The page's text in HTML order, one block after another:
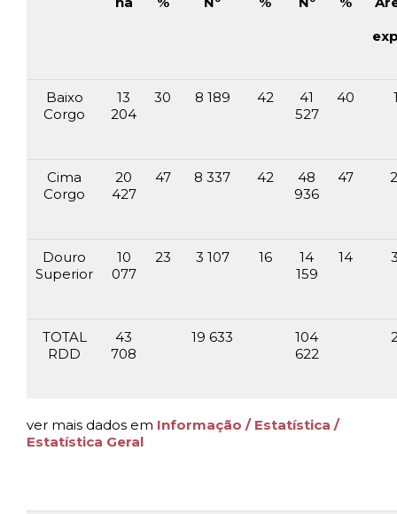
Baixo
Corgo
13
204
30 8 189 42
41
527
40
Cima
Corgo
20
427
47 8 337 42
48
936
47
Douro
Superior
10
077
23 3 107 16
14
159
14
TOTAL
RDD
43
708
19 633
104
622
ver mais dados em Informação / Estatística /
Estatística Geral